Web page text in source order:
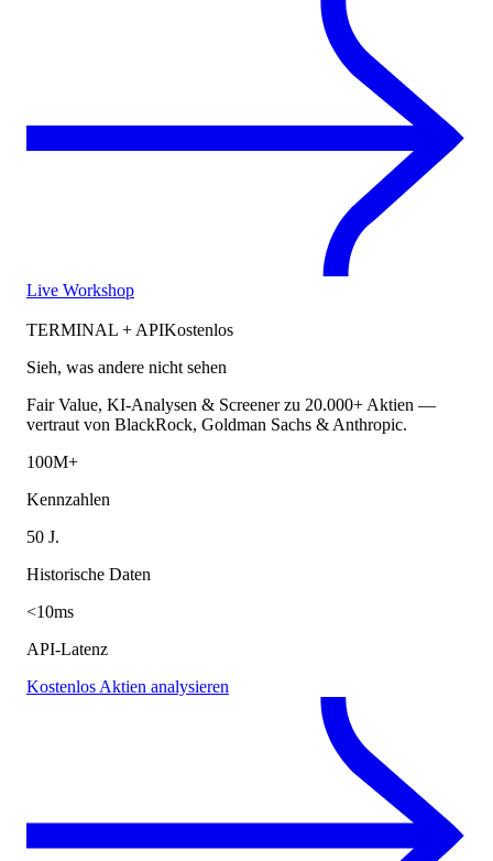
Live Workshop
TERMINAL + APIKostenlos
Sieh, was andere nicht sehen
Fair Value, KI-Analysen & Screener zu 20.000+ Aktien —
vertraut von BlackRock, Goldman Sachs & Anthropic.
100M+
Kennzahlen
50 J.
Historische Daten
<10ms
API-Latenz
Kostenlos Aktien analysieren